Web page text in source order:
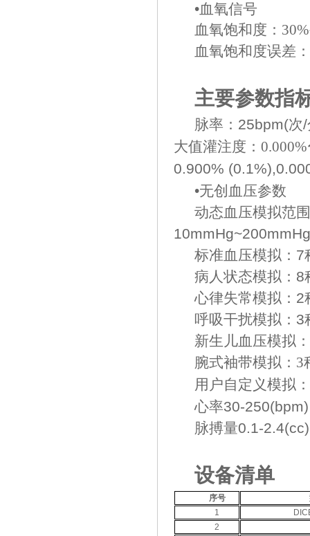
•血氧信号
血氧饱和度：
血氧饱和度误差：
主要参数指
脉率：25bpm(次
大值灌注度：
0.900%
•无创血压参数
动态血压模拟范
标准血压模拟：7
病人状态模拟：8
心律失常模拟：2
呼吸干扰模拟： 3
新生儿血压模拟：
腕式袖带模拟： 3
用户自定义模拟：
心率30-250(bpm)
脉搏量0.1-2.4(cc)
设备清单
序号
1
2